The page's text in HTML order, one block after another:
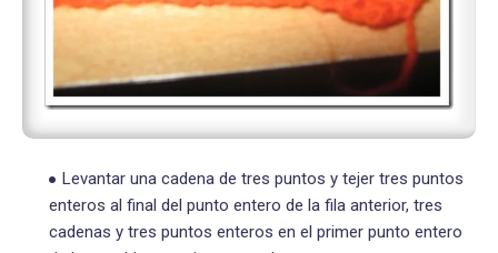
Levantar una cadena de tres puntos y tejer tres puntos
enteros al final del punto entero de la fila anterior, tres
cadenas y tres puntos enteros en el primer punto entero